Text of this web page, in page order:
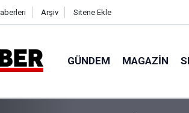
Arşiv Sitene Ekle
GÜNDEM MAGAZIN